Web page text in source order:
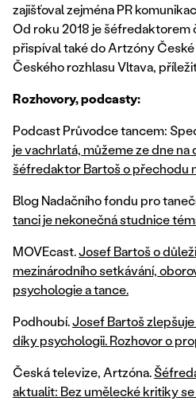
zajišťoval zejména PR
Od roku 2018 je
přispíval také do Artzóny
Českého rozhlasu Vltava,
Rozhovory, podcasty:
Podcast Průvodce tancem:
je vachrlatá, můžeme ze dne na
šéfredaktor Bartoš o přechodu
Blog Nadačního fondu pro
tanci je nekonečná studnice
MOVEcast.Josef Bartoš o
mezinárodního setkávání,
psychologie a tance.
Podhoubí.Josef Bartoš
díky psychologii. Rozhovor o
Česká televize, Artzóna.
aktualit: Bez umělecké kritiky